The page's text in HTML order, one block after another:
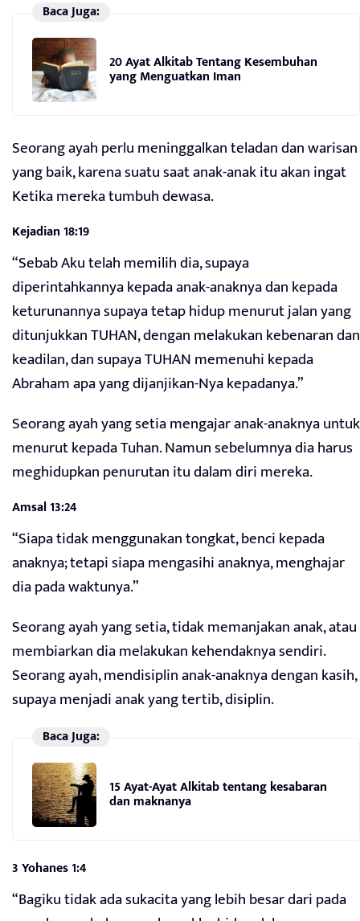
Baca Juga:
20 Ayat Alkitab Tentang Kesembuhan
yang Menguatkan Iman
Seorang ayah perlu meninggalkan teladan dan warisan
yang baik, karena suatu saat anak-anak itu akan ingat
Ketika mereka tumbuh dewasa.
Kejadian 18:19
“Sebab Aku telah memilih dia, supaya
diperintahkannya kepada anak-anaknya dan kepada
keturunannya supaya tetap hidup menurut jalan yang
ditunjukkan TUHAN, dengan melakukan kebenaran dan
keadilan, dan supaya TUHAN memenuhi kepada
Abraham apa yang dijanjikan-Nya kepadanya.”
Seorang ayah yang setia mengajar anak-anaknya untuk
menurut kepada Tuhan. Namun sebelumnya dia harus
meghidupkan penurutan itu dalam diri mereka.
Amsal 13:24
“Siapa tidak menggunakan tongkat, benci kepada
anaknya; tetapi siapa mengasihi anaknya, menghajar
dia pada waktunya.”
Seorang ayah yang setia, tidak memanjakan anak, atau
membiarkan dia melakukan kehendaknya sendiri.
Seorang ayah, mendisiplin anak-anaknya dengan kasih,
supaya menjadi anak yang tertib, disiplin.
Baca Juga:
15 Ayat-Ayat Alkitab tentang kesabaran
dan maknanya
3 Yohanes 1:4
“Bagiku tidak ada sukacita yang lebih besar dari pada